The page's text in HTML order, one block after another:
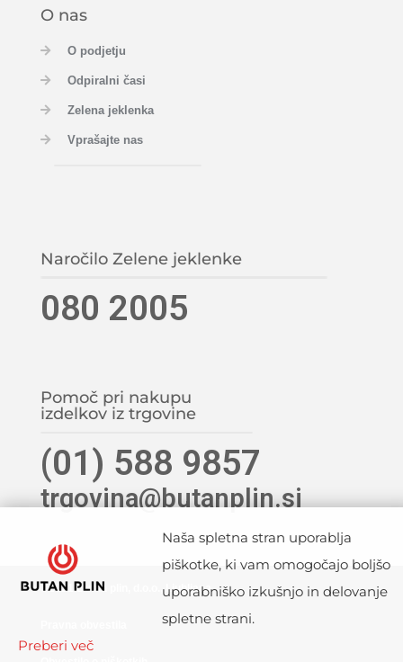
Naša spletna stran uporablja
piškotke, ki vam omogočajo boljšo
uporabniško izkušnjo in delovanje
spletne strani.
Preberi več
O nas
O podjetju
Odpiralni časi
Zelena jeklenka
Vprašajte nas
Naročilo Zelene jeklenke
080 2005
Pomoč pri nakupu
izdelkov iz trgovine
(01) 588 9857
trgovina@butanplin.si
©2021 Butan plin, d.o.o., Ljubljana